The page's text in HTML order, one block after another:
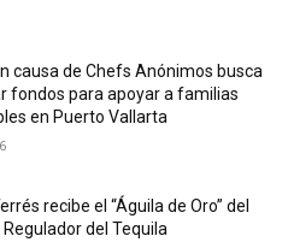
causa de Chefs Anónimos busca
fondos para apoyar a familias
en Puerto Vallarta
recibe el “Águila de Oro” del
Regulador del Tequila